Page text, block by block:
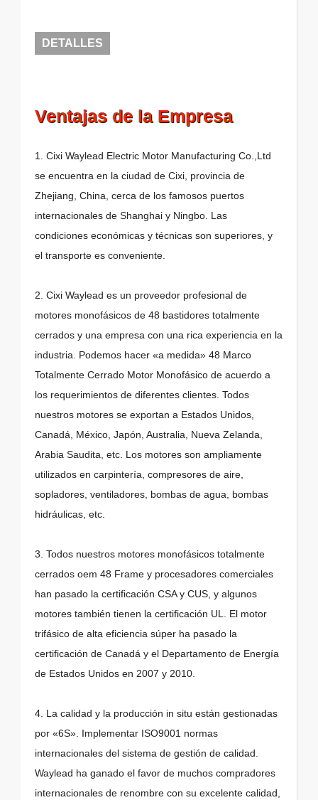
DETALLES
Ventajas de la Empresa
1. Cixi Waylead Electric Motor Manufacturing Co.,Ltd
se encuentra en la ciudad de Cixi, provincia de
Zhejiang, China, cerca de los famosos puertos
internacionales de Shanghai y Ningbo. Las
condiciones económicas y técnicas son superiores, y
el transporte es conveniente.
2. Cixi Waylead es un proveedor profesional de
motores monofásicos de 48 bastidores totalmente
cerrados y una empresa con una rica experiencia en la
industria. Podemos hacer «a medida» 48 Marco
Totalmente Cerrado Motor Monofásico de acuerdo a
los requerimientos de diferentes clientes. Todos
nuestros motores se exportan a Estados Unidos,
Canadá, México, Japón, Australia, Nueva Zelanda,
Arabia Saudita, etc. Los motores son ampliamente
utilizados en carpintería, compresores de aire,
sopladores, ventiladores, bombas de agua, bombas
hidráulicas, etc.
3. Todos nuestros motores monofásicos totalmente
cerrados oem 48 Frame y procesadores comerciales
han pasado la certificación CSA y CUS, y algunos
motores también tienen la certificación UL. El motor
trifásico de alta eficiencia súper ha pasado la
certificación de Canadá y el Departamento de Energía
de Estados Unidos en 2007 y 2010.
4. La calidad y la producción in situ están gestionadas
por «6S». Implementar ISO9001 normas
internacionales del sistema de gestión de calidad.
Waylead ha ganado el favor de muchos compradores
internacionales de renombre con su excelente calidad,